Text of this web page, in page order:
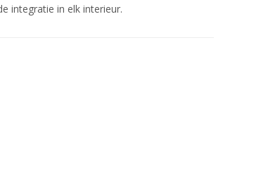
integratie in elk interieur.